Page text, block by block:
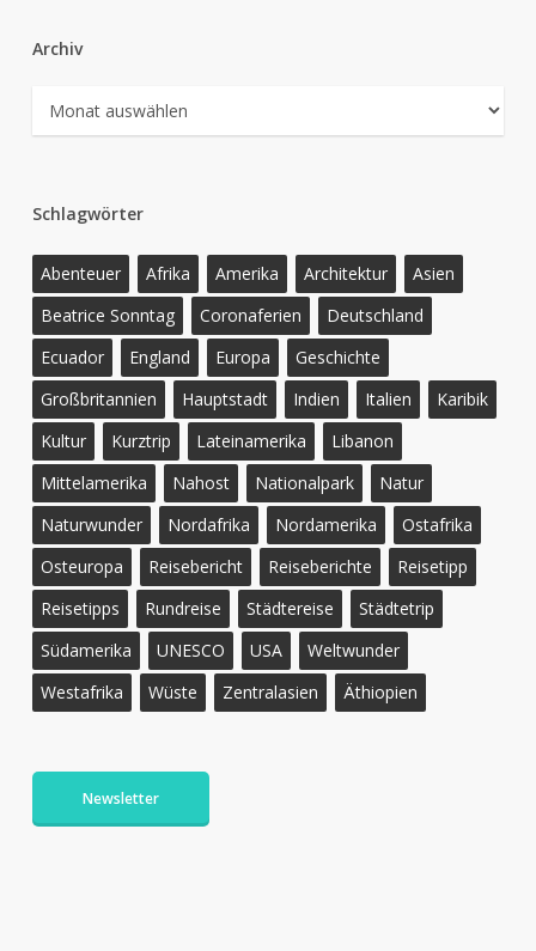
Archiv
Archiv
Schlagwörter
Abenteuer Afrika Amerika Architektur
Asien
Beatrice Sonntag
Coronaferien
Deutschland
Ecuador
England Europa
Geschichte
Großbritannien
Hauptstadt Indien Italien
Karibik
Kultur
Kurztrip Lateinamerika
Libanon
Mittelamerika
Nahost Nationalpark
Natur
Naturwunder
Nordafrika Nordamerika
Ostafrika
Osteuropa
Reisebericht Reiseberichte
Reisetipp
Reisetipps
Rundreise Städtereise
Städtetrip
Südamerika
UNESCO USA
Weltwunder
Westafrika
Wüste Zentralasien Äthiopien
Newsletter